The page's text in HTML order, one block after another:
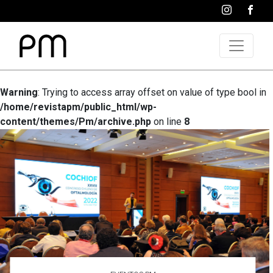
Warning: Trying to access array offset on value of type bool in
/home/revistapm/public_html/wp-
content/themes/Pm/archive.php on line 8